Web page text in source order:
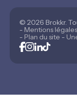
© 2026 Brokkr.
- Mentions légales
- Plan du site -